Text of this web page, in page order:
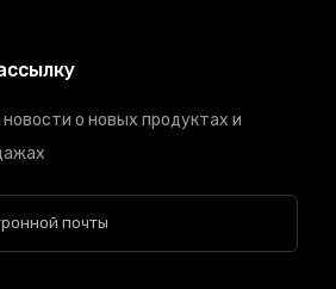
о новых продуктах и